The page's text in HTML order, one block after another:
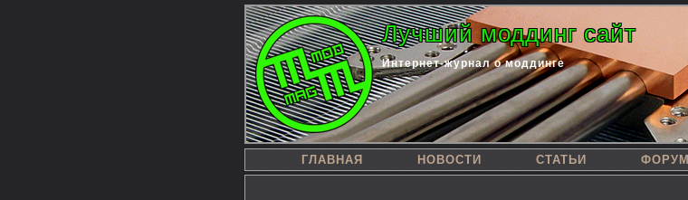
Лучший моддинг сайт
Интернет-журнал о моддинге
ГЛАВНАЯ НОВОСТИ СТАТЬИ ФОРУМ